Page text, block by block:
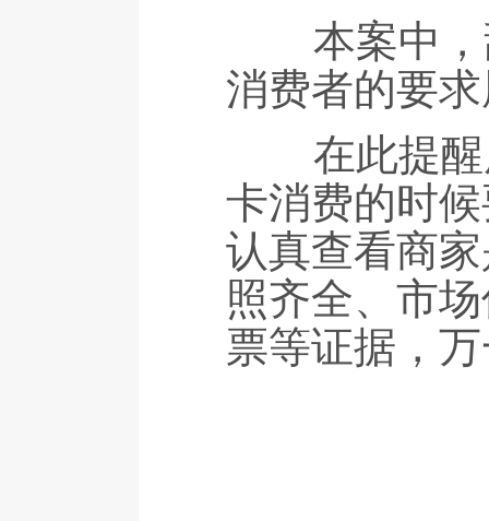
本案中，甜
消费者的要
在此提醒广
卡消费的时
认真查看商
照齐全、市
票等证据，